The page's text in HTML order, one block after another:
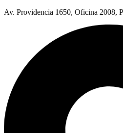
Av. Providencia 1650, Oficina 2008,